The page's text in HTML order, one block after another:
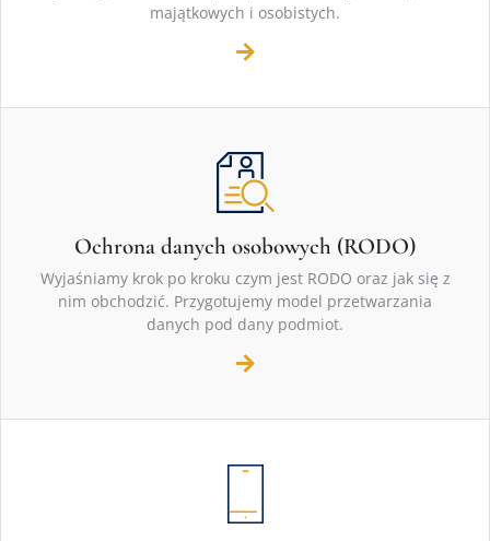
majątkowych i osobistych.
Ochrona danych osobowych (RODO)
Wyjaśniamy krok po kroku czym jest RODO oraz jak się z
nim obchodzić. Przygotujemy model przetwarzania
danych pod dany podmiot.